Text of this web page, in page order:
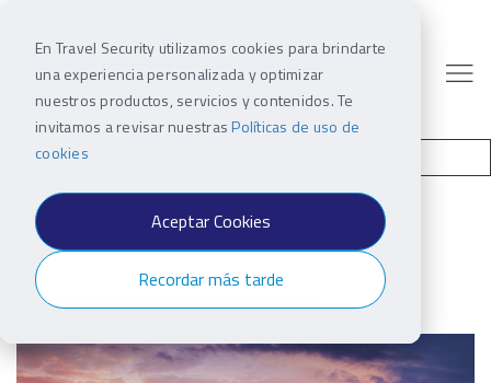
En Travel Security utilizamos cookies para brindarte
una experiencia personalizada y optimizar
nuestros productos, servicios y contenidos. Te
invitamos a revisar nuestrasPolíticas de uso de
cookies
Aceptar Cookies
Recordar más tarde